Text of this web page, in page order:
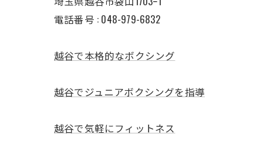
電話番号 : 048-979-6832
越谷で本格的なボクシング
越谷でジュニアボクシングを指導
越谷で気軽にフィットネス